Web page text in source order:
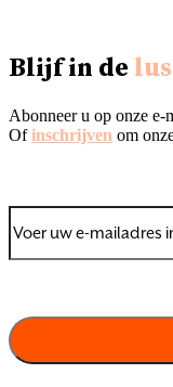
Blijf in de lus
Abonneer u op onze e-
Ofinschrijven om